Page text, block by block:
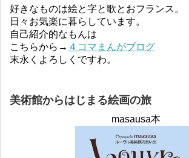
好きなものは絵と字と歌とおフランス。
日々お気楽に暮らしています。
自己紹介的なもんは
こちらから→ ４コマまんがブログ
末永くよろしくですわ。
美術館からはじまる絵画の旅
masausa本